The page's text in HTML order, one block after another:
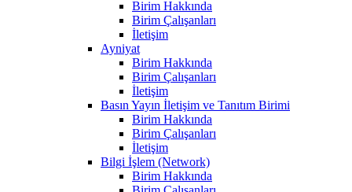
Birim Hakkında
Birim Çalışanları
İletişim
Ayniyat
Birim Hakkında
Birim Çalışanları
İletişim
Basın Yayın İletişim ve Tanıtım Birimi
Birim Hakkında
Birim Çalışanları
İletişim
Bilgi İşlem (Network)
Birim Hakkında